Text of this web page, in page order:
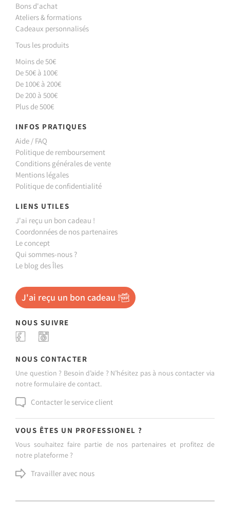
Bons d'achat
Ateliers & formations
Cadeaux personnalisés
Tous les produits
Moins de 50€
De 50€ à 100€
De 100€ à 200€
De 200 à 500€
Plus de 500€
INFOS PRATIQUES
Aide / FAQ
Politique de remboursement
Conditions générales de vente
Mentions légales
Politique de confidentialité
LIENS UTILES
J'ai reçu un bon cadeau !
Coordonnées de nos partenaires
Le concept
Qui sommes-nous ?
Le blog des Îles
J'ai reçu un bon cadeau !
NOUS SUIVRE
NOUS CONTACTER
Une question ? Besoin d’aide ? N’hésitez pas à nous contacter via
notre formulaire de contact.
Contacter le service client
VOUS ÊTES UN PROFESSIONEL ?
Vous souhaitez faire partie de nos partenaires et profitez de
notre plateforme ?
Travailler avec nous